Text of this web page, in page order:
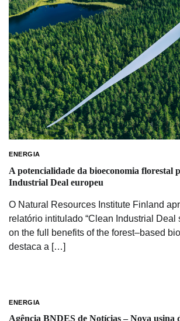
ENERGIA
A potencialidade da bioeconomia florestal
Industrial Deal europeu
O Natural Resources Institute Finland
relatório intitulado “Clean Industrial
on the full benefits of the forest–based
destaca a […]
ENERGIA
Agência BNDES de Notícias – Nova usina